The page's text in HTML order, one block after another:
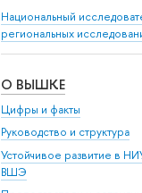
Национальный
региональных
О ВЫШКЕ
Цифры и факты
Руководство и структура
Устойчивое развитие в
ВШЭ